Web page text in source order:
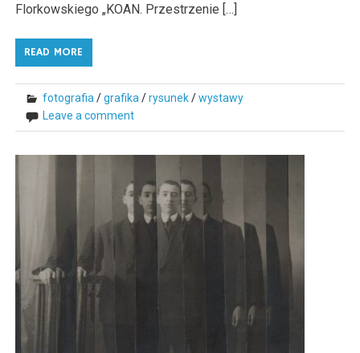
Florkowskiego „KOAN. Przestrzenie […]
READ MORE
fotografia /grafika /rysunek/wystawy
Leave a comment